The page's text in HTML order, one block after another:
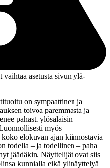
vaihtaa asetusta sivun ylä­
on sympaattinen ja
toivoa paremmasta ja
pahasti ylösalaisin
myös
elokuvan ajan kiinnostavia
todella – ja todellinen – paha
jäädäkin. Näyttelijät ovat siis
kunnialla eikä ylinäyttelyä